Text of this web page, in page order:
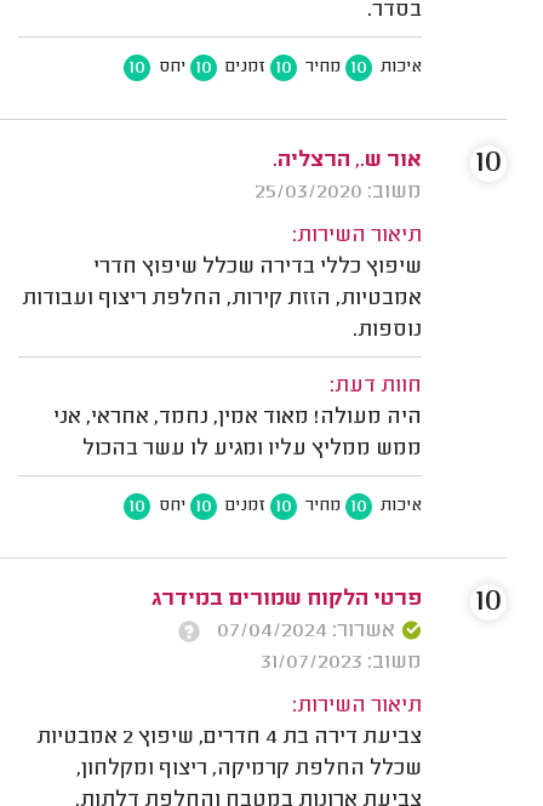
בסדר.
איכות 10 מחיר 10 זמנים 10 יחס 10
אור ש., הרצליה.
משוב: 25/03/2020
תיאור השירות:
שיפוץ כללי בדירה שכלל שיפוץ חדרי
אמבטיות, הזזת קירות, החלפת ריצוף ועבודות
נוספות.
חוות דעת:
היה מעולה! מאוד אמין, נחמד, אחראי, אני
ממש ממליץ עליו ומגיע לו עשר בהכול
איכות 10 מחיר 10 זמנים 10 יחס 10
10
פרטי הלקוח שמורים במידרג
אשרור: 07/04/2024
משוב: 31/07/2023
תיאור השירות:
צביעת דירה בת 4 חדרים, שיפוץ 2 אמבטיות
שכלל החלפת קרמיקה, ריצוף ומקלחון,
צביעת ארונות במטבח והחלפת דלתות.
10